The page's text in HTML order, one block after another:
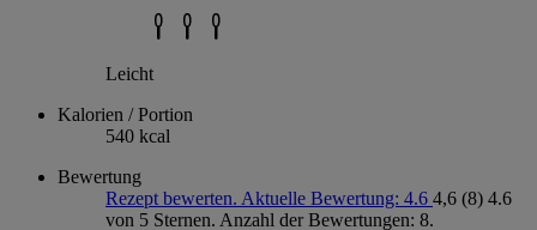
Leicht
Kalorien / Portion
540 kcal
Bewertung
Rezept bewerten. Aktuelle Bewertung: 4.6 4,6 (8) 4.6
von 5 Sternen. Anzahl der Bewertungen: 8.